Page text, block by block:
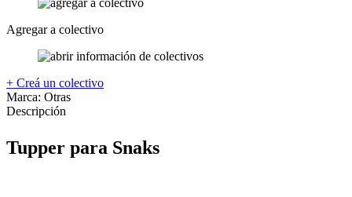
Agregar a colectivo
+ Creá un colectivo
Marca: Otras
Descripción
Tupper para Snaks